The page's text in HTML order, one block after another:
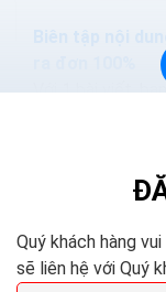
Biên tập nội
Với 1 bài viết,
Quý khách hàng
sẽ liên hệ với Quý